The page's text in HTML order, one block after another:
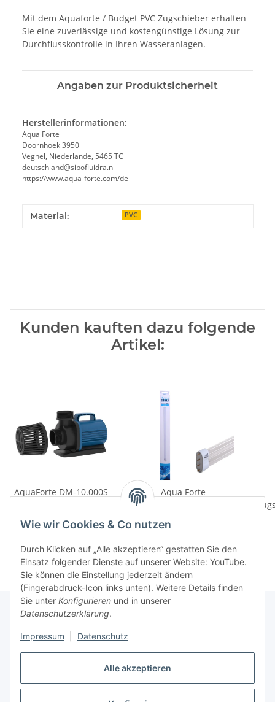
Alle akzeptieren
Wie wir Cookies & Co nutzen
Durch Klicken auf „Alle akzeptieren“ gestatten Sie den
Einsatz folgender Dienste auf unserer Website: YouTube.
Sie können die Einstellung jederzeit ändern
(Fingerabdruck-Icon links unten). Weitere Details finden
Sie unter Konfigurieren und in unserer
Datenschutzerklärung.
Impressum Datenschutz
Mit dem Aquaforte / Budget PVC Zugschieber erhalten
Sie eine zuverlässige und kostengünstige Lösung zur
Durchflusskontrolle in Ihren Wasseranlagen.
Angaben zur Produktsicherheit
Herstellerinformationen:
Aqua Forte
Doornhoek 3950
Veghel, Niederlande, 5465 TC
deutschland@sibofluidra.nl
https://www.aqua-forte.com/de
Produkteigenschaft
Wert
Material: PVC
Kunden kauften dazu folgende
Artikel:
AquaForte DM-10.000S
179,00 €
*
Aqua Forte
Ersatzleuchtmittel PL-L
Sockel
Informationen
Gesetzliche Informationen